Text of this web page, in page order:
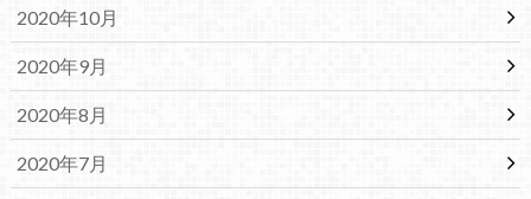
2020年10月
2020年9月
2020年8月
2020年7月